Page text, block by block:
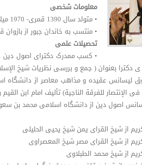
معلومات شخصی
• متولد سال 1390 قمری- 1970 میلادی- 1349 هجری شمسی
• منتسب به خاندان جبور از بازوان
تحصیلات علمی
ی دکترا بعنوان ( جمع و بررسی نظریات شیخ
الإنتصار للفرقة الناجیة) تألیف امام ابن القیم
اصول دین از دانشگاه اسلامی محمد بن سعود در ریاض
از شیخ القرای یمن شیخ یحیی الحلیلی
از شیخ القرای مصر شیخ المعصراوی
از شیخ محمد الطبلاوی